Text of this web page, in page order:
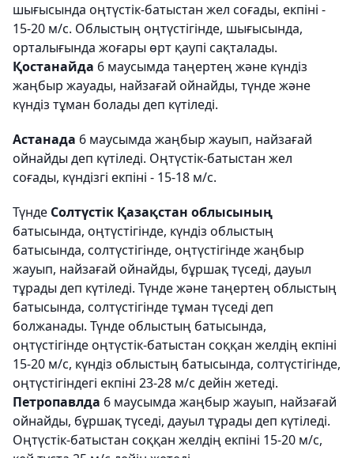
шығысында оңтүстік-батыстан жел соғады, екпіні -
15-20 м/с. Облыстың оңтүстігінде, шығысында,
орталығында жоғары өрт қаупі сақталады.
Қостанайда 6 маусымда таңертең және күндіз
жаңбыр жауады, найзағай ойнайды, түнде және
күндіз тұман болады деп күтіледі.
Астанада 6 маусымда жаңбыр жауып, найзағай
ойнайды деп күтіледі. Оңтүстік-батыстан жел
соғады, күндізгі екпіні - 15-18 м/с.
Түнде Солтүстік Қазақстан облысының
батысында, оңтүстігінде, күндіз облыстың
батысында, солтүстігінде, оңтүстігінде жаңбыр
жауып, найзағай ойнайды, бұршақ түседі, дауыл
тұрады деп күтіледі. Түнде және таңертең облыстың
батысында, солтүстігінде тұман түседі деп
болжанады. Түнде облыстың батысында,
оңтүстігінде оңтүстік-батыстан соққан желдің екпіні
15-20 м/с, күндіз облыстың батысында, солтүстігінде,
оңтүстігіндегі екпіні 23-28 м/с дейін жетеді.
Петропавлда 6 маусымда жаңбыр жауып, найзағай
ойнайды, бұршақ түседі, дауыл тұрады деп күтіледі.
Оңтүстік-батыстан соққан желдің екпіні 15-20 м/с,